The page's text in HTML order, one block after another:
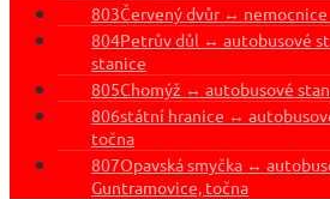
803Červený dvůr ↔
804Petrův důl ↔ autobusové
stanice
805Chomýž ↔ autobusové
806státní hranice ↔
točna
807Opavská smyčka ↔
Guntramovice, točna